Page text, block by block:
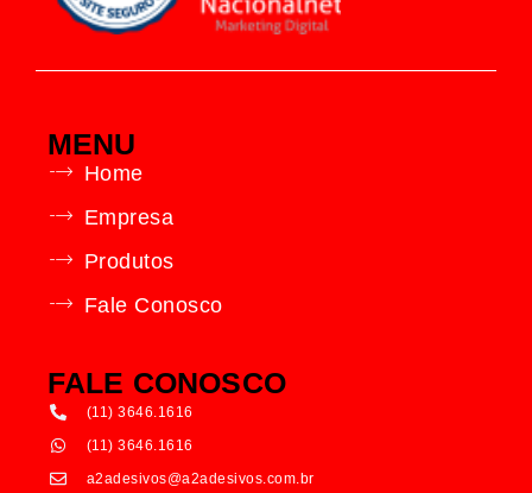
MENU
Home
Empresa
Produtos
Fale Conosco
FALE CONOSCO
(11) 3646.1616
(11) 3646.1616
a2adesivos@a2adesivos.com.br